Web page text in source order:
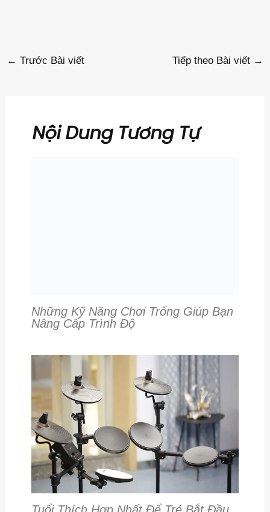
← Trước Bài viết Tiếp theo Bài viết →
Nội Dung Tương Tự
Những Kỹ Năng Chơi Trống Giúp Bạn
Nâng Cấp Trình Độ